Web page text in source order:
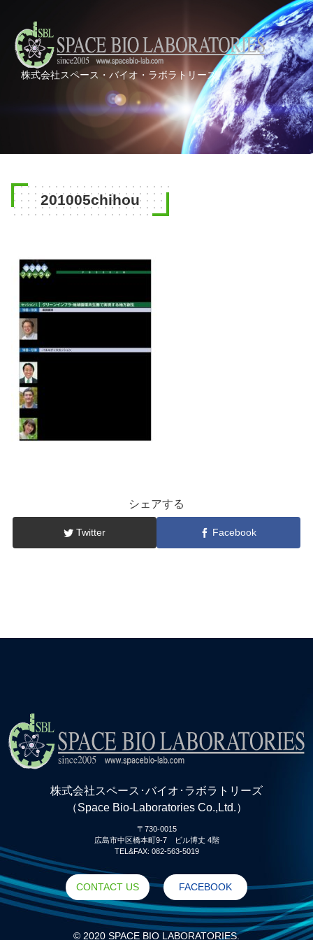
株式会社スペース・バイオ・ラボラトリーズ
201005chihou
シェアする
Twitter Facebook
株式会社スペース･バイオ･ラボラトリーズ
（Space Bio-Laboratories Co.,Ltd.）
〒730-0015
広島市中区橋本町9-7 ビル博丈 4階
TEL&FAX: 082-563-5019
CONTACT US FACEBOOK
© 2020 SPACE BIO LABORATORIES.